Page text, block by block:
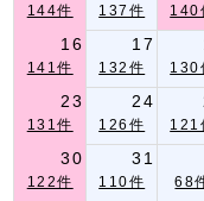
144件 137件 140
16 17
141件 132件 130
23 24
131件 126件 121
30 31
122件 110件 68